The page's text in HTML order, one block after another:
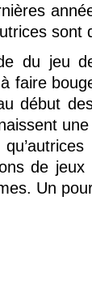
sont
du jeu
faire
début
de
Un